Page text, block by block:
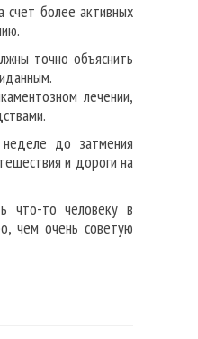
счет более активных
точно объяснить
лечении,
до затмения
и дороги на
что-то человеку в
чем очень советую